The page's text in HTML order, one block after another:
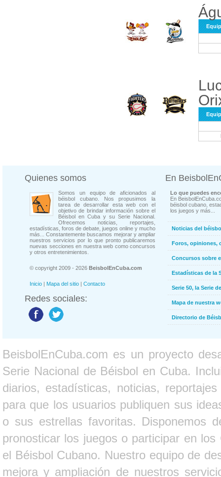
Quienes somos
Somos un equipo de aficionados al
béisbol cubano. Nos propusimos la
tarea de desarrollar esta web con el
objetivo de brindar información sobre el
Béisbol en Cuba y su Serie Nacional.
Ofrecemos noticias, reportajes,
estadísticas, foros de debate, juegos online y mucho
más... Constantemente buscamos mejorar y ampliar
nuestros servicios por lo que pronto publicaremos
nuevas secciones en nuestra web como concursos
y otros entretenimientos.
© copyright 2009 - 2026 BeisbolEnCuba.com
Inicio | Mapa del sitio | Contacto
Redes sociales:
En
Lo que puedes
En
béisbol cubano,
los juegos y más...
Noticias del
Foros, opiniones,
Concursos sobre
Estadísticas de la
Serie 50, la Serie
Mapa de nuestra
Directorio de
BeisbolEnCuba.com es un proyecto
Serie Nacional de Béisbol en Cuba.
diarios, estadísticas, noticias,
para que los usuarios publiquen sus
o sus estrellas favoritas. Disponemos
pronosticar los juegos o participar en
el Béisbol Cubano. Nuestro equipo de
mejora y ampliación de nuestros